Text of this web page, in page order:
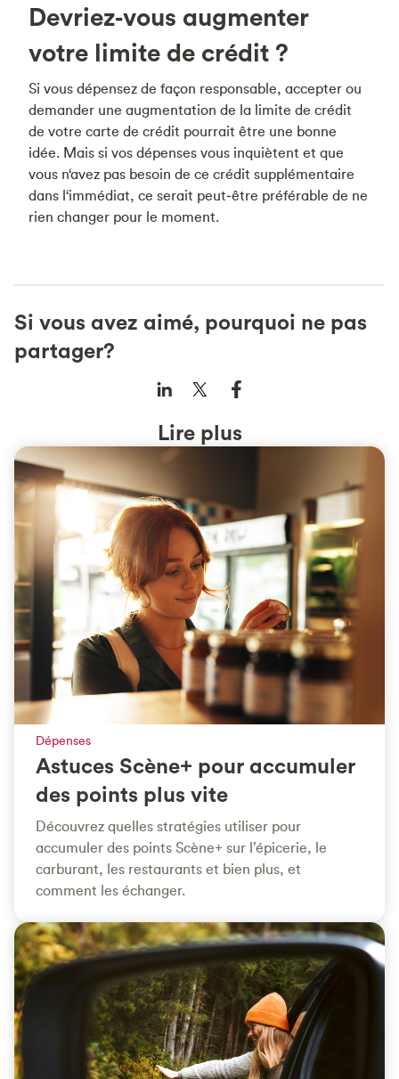
Devriez‑vous augmenter
votre limite de crédit ?
Si vous dépensez de façon responsable, accepter ou
demander une augmentation de la limite de crédit
de votre carte de crédit pourrait être une bonne
idée. Mais si vos dépenses vous inquiètent et que
vous n‘avez pas besoin de ce crédit supplémentaire
dans l‘immédiat, ce serait peut‑être préférable de ne
rien changer pour le moment.
Si vous avez aimé, pourquoi ne pas
partager?
Lire plus
Dépenses
Astuces Scène+ pour accumuler
des points plus vite
Découvrez quelles stratégies utiliser pour
accumuler des points Scène+ sur l’épicerie, le
carburant, les restaurants et bien plus, et
comment les échanger.